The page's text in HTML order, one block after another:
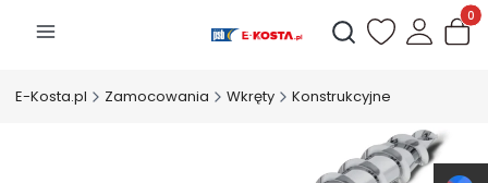
Otwórz wyszukiwarkę
E-Kosta.pl Zamocowania Wkręty Konstrukcyjne